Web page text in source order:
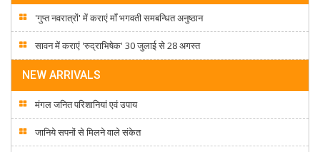
'गुप्त नवरात्रों' में कराएं माँ भगवती समबन्धित अनुष्ठान
सावन में कराएं 'रुद्राभिषेक' 30 जुलाई से 28 अगस्त
NEW ARRIVALS
मंगल जनित परिशानियां एवं उपाय
जानिये सपनों से मिलने वाले संकेत